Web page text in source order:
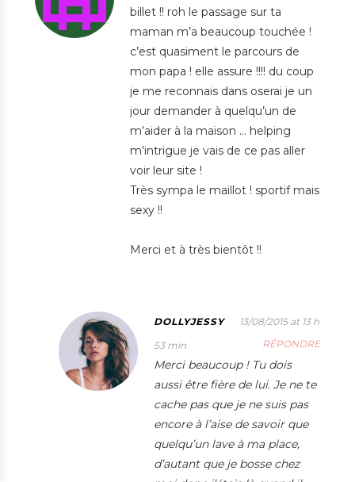
billet !! roh le passage sur ta
maman m’a beaucoup touchée !
c’est quasiment le parcours de
mon papa ! elle assure !!!! du coup
je me reconnais dans oserai je un
jour demander à quelqu’un de
m’aider à la maison … helping
m’intrigue je vais de ce pas aller
voir leur site !
Très sympa le maillot ! sportif mais
sexy !!
Merci et à très bientôt !!
DOLLYJESSY
13/08/2015 at 13 h
53 min
RÉPONDRE
Merci beaucoup ! Tu dois
aussi être fière de lui. Je ne te
cache pas que je ne suis pas
encore à l’aise de savoir que
quelqu’un lave à ma place,
d’autant que je bosse chez